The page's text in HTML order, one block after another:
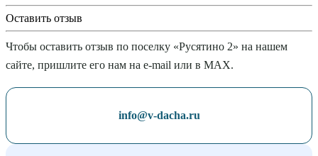
Оставить отзыв
Чтобы оставить отзыв по поселку «Русятино 2» на нашем
сайте, пришлите его нам на e-mail или в MAX.
info@v-dacha.ru